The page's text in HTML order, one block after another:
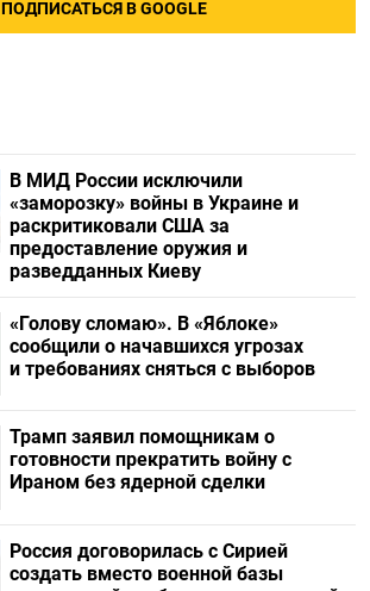
ПОДПИСАТЬСЯ В GOOGLE
В МИД России исключили
«заморозку» войны в Украине и
раскритиковали США за
предоставление оружия и
разведданных Киеву
«Голову сломаю». В «Яблоке»
сообщили о начавшихся угрозах
и требованиях сняться с выборов
Трамп заявил помощникам о
готовности прекратить войну с
Ираном без ядерной сделки
Россия договорилась с Сирией
создать вместо военной базы